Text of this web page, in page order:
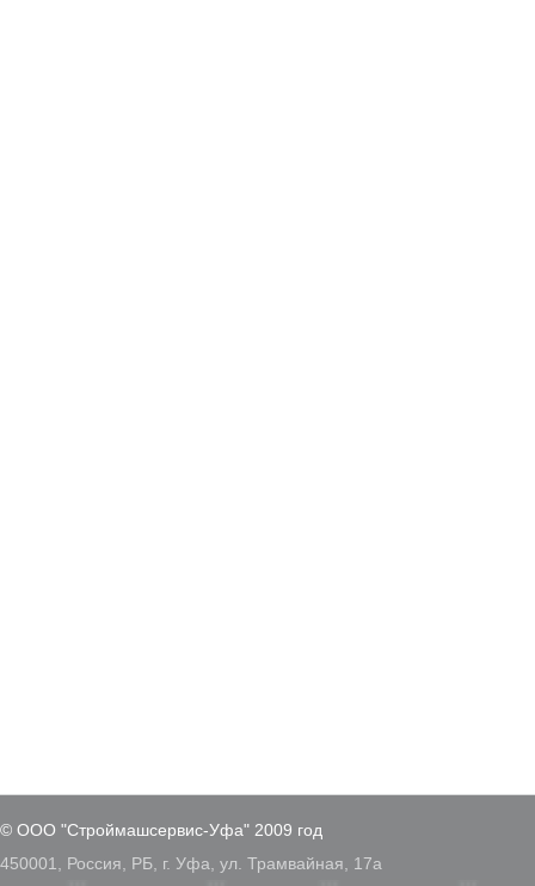
© ООО "Строймашсервис-Уфа" 2009 год
450001, Россия, РБ, г. Уфа, ул. Трамвайная, 17а